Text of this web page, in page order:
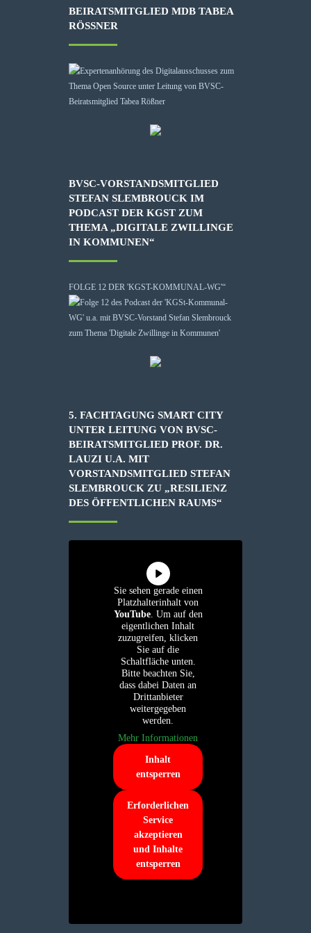
BEIRATSMITGLIED MDB TABEA
RÖSSNER
BVSC-VORSTANDSMITGLIED
STEFAN SLEMBROUCK IM
PODCAST DER KGST ZUM
THEMA „DIGITALE ZWILLINGE
IN KOMMUNEN“
FOLGE 12 DER 'KGST-KOMMUNAL-WG'“
5. FACHTAGUNG SMART CITY
UNTER LEITUNG VON BVSC-
BEIRATSMITGLIED PROF. DR.
LAUZI U.A. MIT
VORSTANDSMITGLIED STEFAN
SLEMBROUCK ZU „RESILIENZ
DES ÖFFENTLICHEN RAUMS“
Sie sehen gerade einen
Platzhalterinhalt von
YouTube. Um auf den
eigentlichen Inhalt
zuzugreifen, klicken
Sie auf die
Schaltfläche unten.
Bitte beachten Sie,
dass dabei Daten an
Drittanbieter
weitergegeben
werden.
Mehr Informationen
Inhalt
entsperren
Erforderlichen
Service
akzeptieren
und Inhalte
entsperren